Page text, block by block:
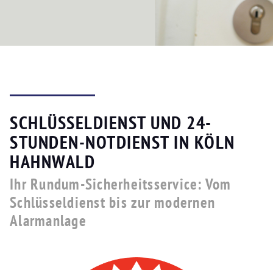
SCHLÜSSELDIENST UND 24-
STUNDEN-NOTDIENST IN KÖLN
HAHNWALD
Ihr Rundum-Sicherheitsservice: Vom
Schlüsseldienst bis zur modernen
Alarmanlage